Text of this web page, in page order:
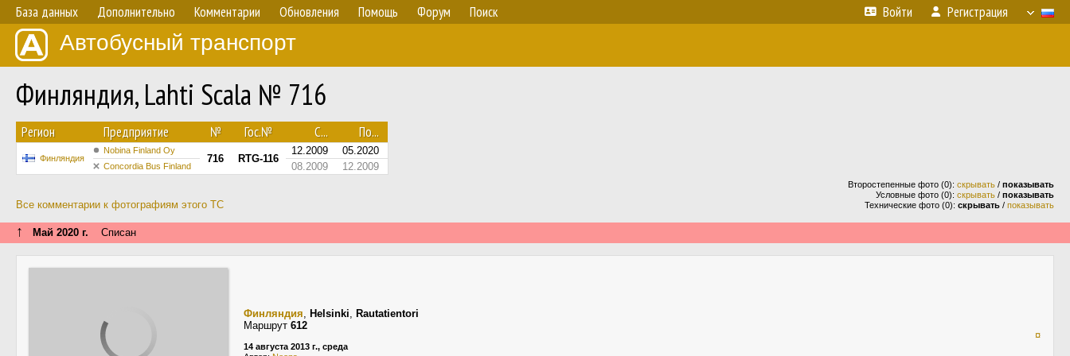
База данных Дополнительно Комментарии Обновления Помощь Форум Поиск Войти Регистрация
Автобусный транспорт
Финляндия, Lahti Scala № 716
Регион Предприятие № Гос.№ С... По...
Финляндия
Nobina Finland Oy
716 RTG-116
12.2009 05.2020
Concordia Bus Finland 08.2009 12.2009
Все комментарии к фотографиям этого ТС
Второстепенные фото (0): скрывать / показывать
Условные фото (0): скрывать / показывать
Технические фото (0): скрывать / показывать
↑ Май 2020 г. Списан
Финляндия, Helsinki, Rautatientori
Маршрут 612
14 августа 2013 г., среда
¤